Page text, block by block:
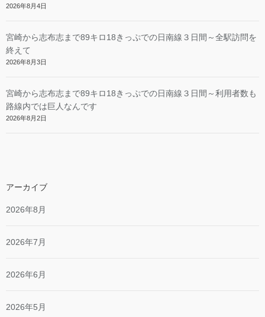
2026年8月4日
宮崎から志布志まで89キロ18きっぷでの日南線３日間～全駅訪問を
終えて
2026年8月3日
宮崎から志布志まで89キロ18きっぷでの日南線３日間～利用者数も
路線内では巨人なんです
2026年8月2日
アーカイブ
2026年8月
2026年7月
2026年6月
2026年5月